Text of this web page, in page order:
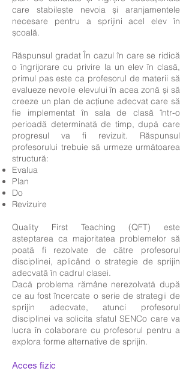
care stabilește nevoia și aranjamentele
necesare pentru a sprijini acel elev în
școală.
Răspunsul gradat În cazul în care se ridică
o îngrijorare cu privire la un elev în clasă,
primul pas este ca profesorul de materii să
evalueze nevoile elevului în acea zonă și să
creeze un plan de acțiune adecvat care să
fie implementat în sala de clasă într-o
perioadă determinată de timp, după care
progresul va fi revizuit. Răspunsul
profesorului trebuie să urmeze următoarea
structură:
Evalua
Plan
Do
Revizuire
Quality First Teaching (QFT) este
așteptarea ca majoritatea problemelor să
poată fi rezolvate de către profesorul
disciplinei, aplicând o strategie de sprijin
adecvată în cadrul clasei.
Dacă problema rămâne nerezolvată după
ce au fost încercate o serie de strategii de
sprijin adecvate, atunci profesorul
disciplinei va solicita sfatul SENCo care va
lucra în colaborare cu profesorul pentru a
explora forme alternative de sprijin.
Acces fizic